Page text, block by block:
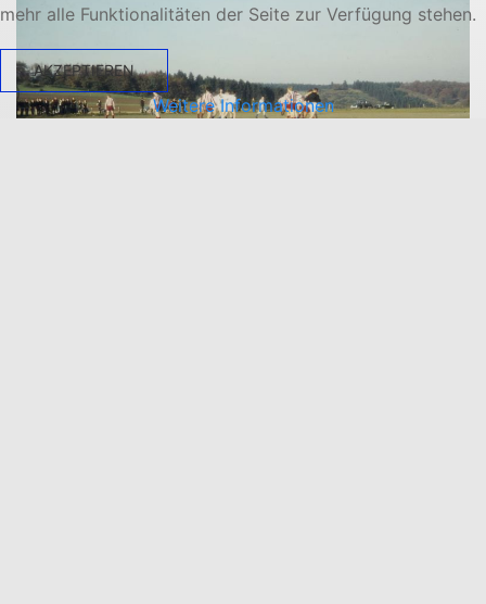
mehr alle Funktionalitäten der Seite zur Verfügung stehen.
AKZEPTIEREN
Weitere Informationen